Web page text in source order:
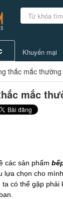
Khuyến mại
thắc mắc
mắc
các sản phẩm
lựa chọn cho
có thể gặp